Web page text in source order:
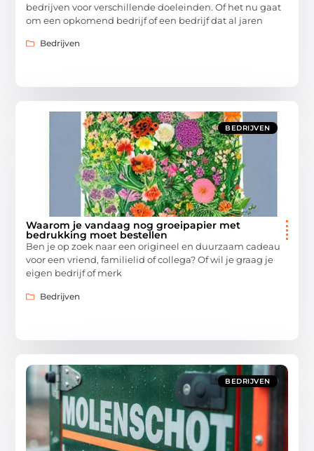
bedrijven voor verschillende doeleinden. Of het nu gaat
om een opkomend bedrijf of een bedrijf dat al jaren
Bedrijven
BEDRIJVEN
Waarom je vandaag nog groeipapier met
bedrukking moet bestellen
Ben je op zoek naar een origineel en duurzaam cadeau
voor een vriend, familielid of collega? Of wil je graag je
eigen bedrijf of merk
Bedrijven
BEDRIJVEN